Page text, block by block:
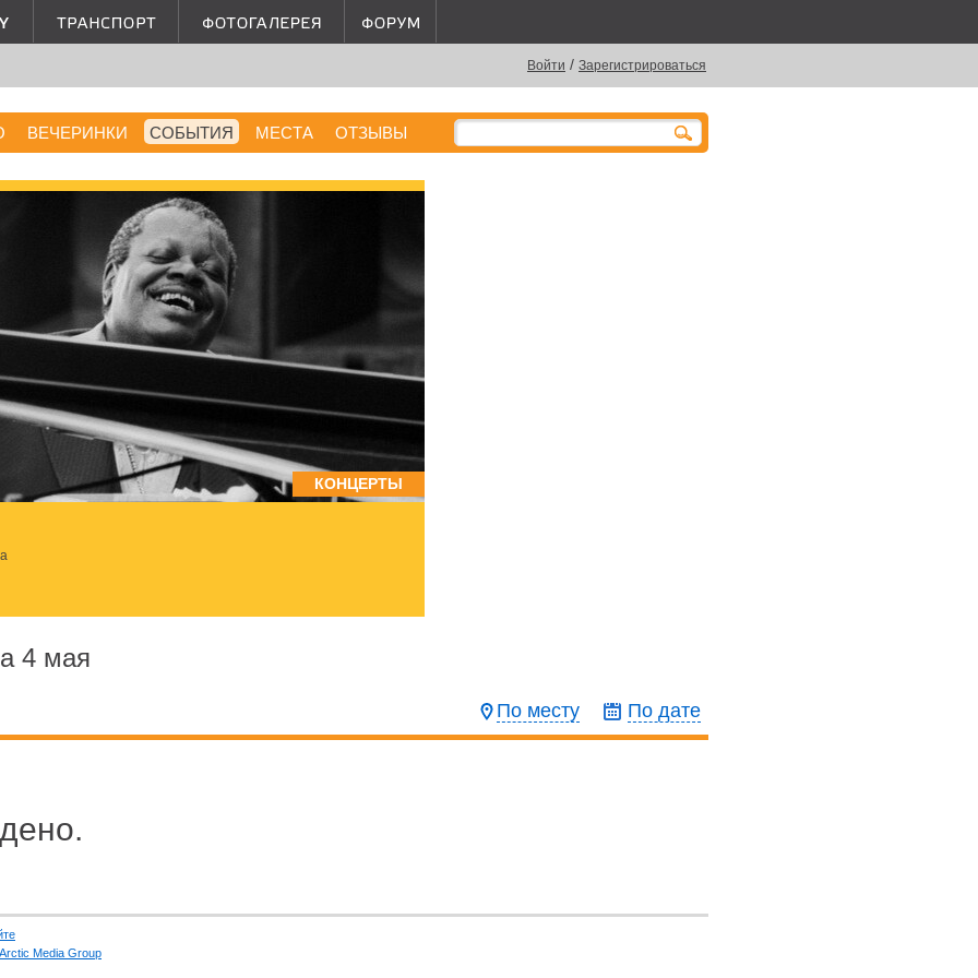
Войти / Зарегистрироваться
ВЕЧЕРИНКИ СОБЫТИЯ МЕСТА ОТЗЫВЫ
КОНЦЕРТЫ
4 мая
По месту По дате
Arctic Media Group